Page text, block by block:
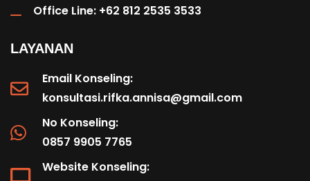
Office Line: +62 812 2535 3533
LAYANAN
Email Konseling:
konsultasi.rifka.annisa@gmail.com
No Konseling:
0857 9905 7765
Website Konseling: